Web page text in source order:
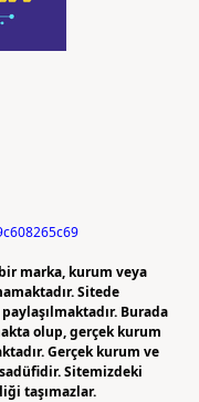
marka, kurum veya
Sitede
Burada
olup, gerçek kurum
Gerçek kurum ve
Sitemizdeki
taşımazlar.